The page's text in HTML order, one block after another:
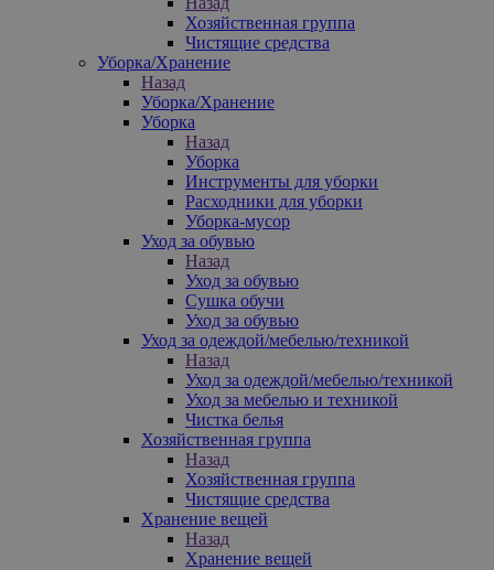
Хозяйственная группа
Чистящие средства
Уборка/Хранение
Назад
Уборка/Хранение
Уборка
Назад
Уборка
Инструменты для уборки
Расходники для уборки
Уборка-мусор
Уход за обувью
Назад
Уход за обувью
Сушка обучи
Уход за обувью
Уход за одеждой/мебелью/техникой
Назад
Уход за одеждой/мебелью/техникой
Уход за мебелью и техникой
Чистка белья
Хозяйственная группа
Назад
Хозяйственная группа
Чистящие средства
Хранение вещей
Назад
Хранение вещей